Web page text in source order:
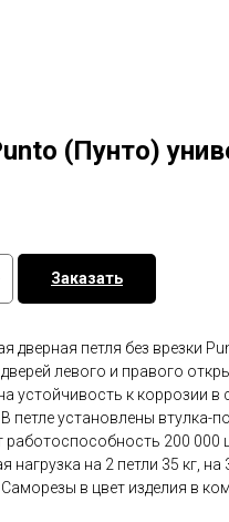
(Пунто)
Заказать
дверная петля без врезки
левого и правого
устойчивость к коррозии в
петле установлены втулка-
работоспособность 200 000
на 2 петли 35 кг, на
Саморезы в цвет изделия в